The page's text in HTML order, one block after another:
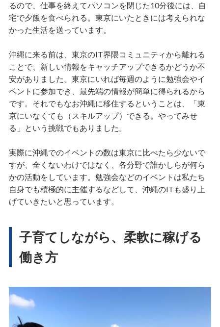
るので、仕事を終えてパソコンを閉じた10分後には、自
宅で夕飯を食べられる。東京にいたときには考えられな
かった生活を送っています。
沖縄に来る前は、東京のIT界隈コミュニティから離れる
ことで、新しい情報をキャッチアップできるかどうか不
安がありました。東京にいれば毎週のように勉強会やイ
ベントに参加でき、最先端の情報が簡単に得られるから
です。それでもなお沖縄に移住するということは、「東
京にいなくても（スキルアップ）できる。やってみせ
る」という挑戦でもありました。
実際に沖縄でのイベントの数は東京に比べたら少ないで
すが、全くないわけではなく、各分野で誰かしらが何ら
かの活動をしています。勉強会などのイベントは私たち
自身でも積極的に主催するなどして、沖縄のITも盛り上
げていきたいと思っています。
子育てしながら、柔軟に稼げる
働き方